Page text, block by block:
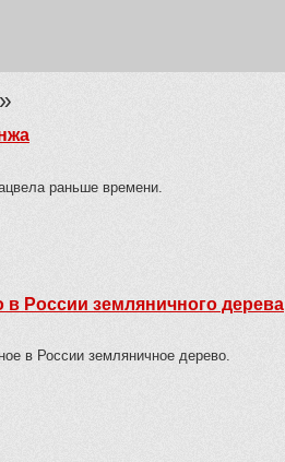
»
раньше времени.
России земляничного дерева
в России земляничное дерево.